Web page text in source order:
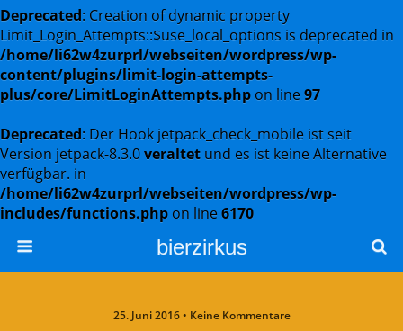
Deprecated: Creation of dynamic property
Limit_Login_Attempts::$use_local_options is deprecated in
/home/li62w4zurprl/webseiten/wordpress/wp-
content/plugins/limit-login-attempts-
plus/core/LimitLoginAttempts.php on line97
Deprecated: Der Hook jetpack_check_mobile ist seit
Version jetpack-8.3.0veraltet und es ist keine Alternative
verfügbar. in
/home/li62w4zurprl/webseiten/wordpress/wp-
includes/functions.php on line6170
bierzirkus
25. Juni 2016 • Keine Kommentare